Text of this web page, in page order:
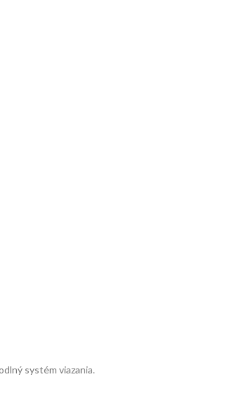
systém viazania.